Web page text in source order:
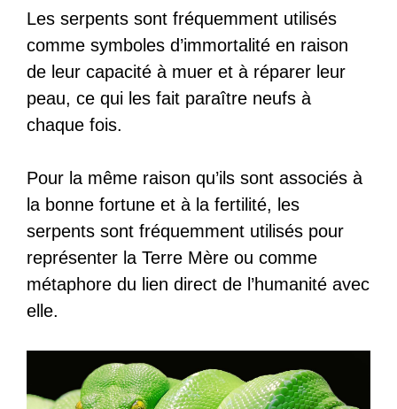
Les serpents sont fréquemment utilisés
comme symboles d’immortalité en raison
de leur capacité à muer et à réparer leur
peau, ce qui les fait paraître neufs à
chaque fois.
Pour la même raison qu’ils sont associés à
la bonne fortune et à la fertilité, les
serpents sont fréquemment utilisés pour
représenter la Terre Mère ou comme
métaphore du lien direct de l’humanité avec
elle.